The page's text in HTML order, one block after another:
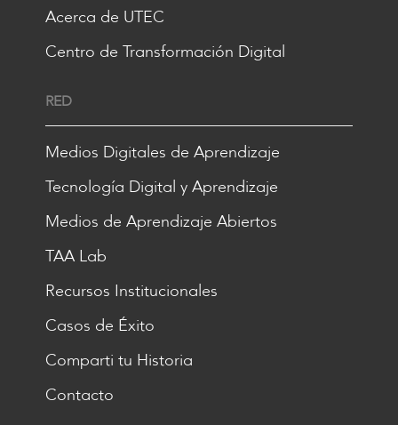
Acerca de UTEC
Centro de Transformación Digital
RED
Medios Digitales de Aprendizaje
Tecnología Digital y Aprendizaje
Medios de Aprendizaje Abiertos
TAA Lab
Recursos Institucionales
Casos de Éxito
Comparti tu Historia
Contacto